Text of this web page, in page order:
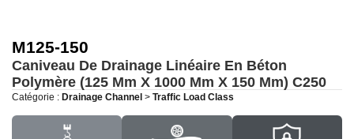
M125-150
Caniveau De Drainage Linéaire En Béton
Polymère (125 Mm X 1000 Mm X 150 Mm) C250
Catégorie : Drainage Channel > Traffic Load Class